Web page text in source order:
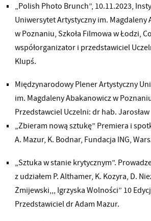
„Polish Photo Brunch”, 10.11.2023,
Uniwersytet Artystyczny im. Magdaleny
w Poznaniu, Szkoła Filmowa w Łodzi,
współorganizator i przedstawiciel
Klupś.
Międzynarodowy Plener Artystyczny
im. Magdaleny Abakanowicz w
Przedstawciel Uczelni: dr hab.
„Zbieram nową sztukę” Premiera i
A. Mazur, K. Bodnar, Fundacja ING,
„Sztuka w stanie krytycznym”.
z udziałem P. Althamer, K. Kozyra, D.
Żmijewski,,, Igrzyska Wolności” 10
Przedstawiciel dr Adam Mazur.